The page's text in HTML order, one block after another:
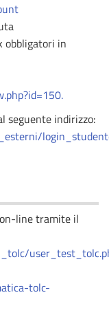
obbligatori in
seguente indirizzo:
line tramite il
tolc-